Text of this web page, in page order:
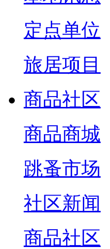
定点单位
旅居项目
商品社区
商品商城
跳蚤市场
社区新闻
商品社区